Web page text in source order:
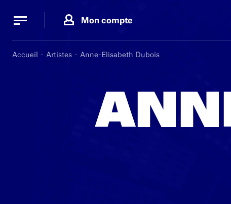
Mon compte
Accueil Artistes Anne-Elisabeth Dubois